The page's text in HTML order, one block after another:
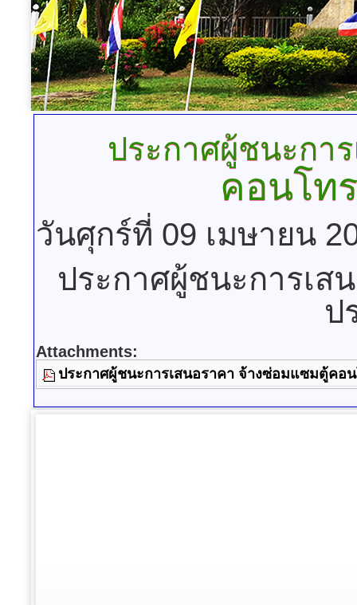
ประกาศผู้ชนะกา
คอนโท
วันศุกร์ที่ 09 เมษายน
ประกาศผู้ชนะการเ
ป
Attachments:
ประกาศผู้ชนะการเสนอราคา จ้างซ่อมแซมตู้คอ